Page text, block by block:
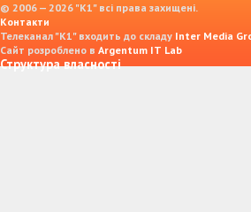
© 2006 — 2026 "K1" всі права захищені.
Контакти
Телеканал "К1" входить до складу Inter Media
Сайт розроблено в Argentum IT Lab
Структура власності